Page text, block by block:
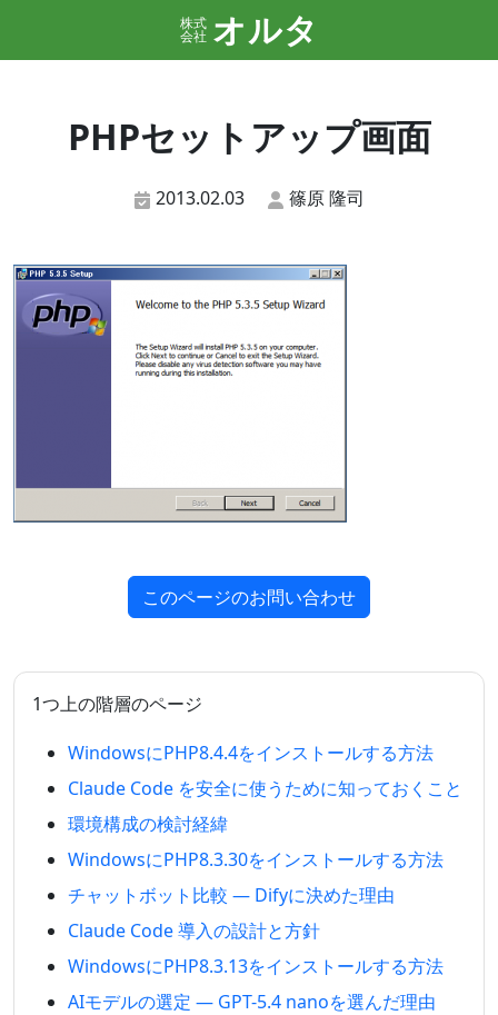
株式
会社 オルタ
PHPセットアップ画面
2013.02.03 篠原 隆司
このページのお問い合わせ
1つ上の階層のページ
WindowsにPHP8.4.4をインストールする方法
Claude Code を安全に使うために知っておくこと
環境構成の検討経緯
WindowsにPHP8.3.30をインストールする方法
チャットボット比較 — Difyに決めた理由
Claude Code 導入の設計と方針
WindowsにPHP8.3.13をインストールする方法
AIモデルの選定 — GPT-5.4 nanoを選んだ理由